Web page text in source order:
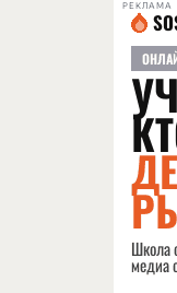
РЕКЛАМА